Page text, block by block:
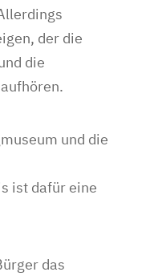
der die
die
und die
ist dafür eine
das